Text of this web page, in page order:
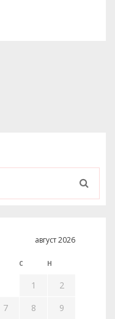
август 2026
С Н
1
2
7 8 9